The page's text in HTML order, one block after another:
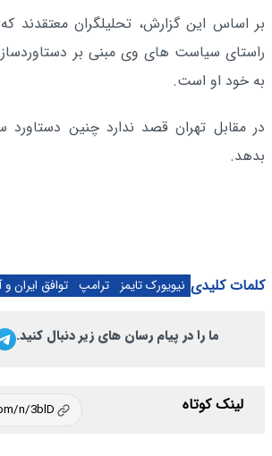
بر اساس این گزارش، تحلیلگران معتقدند
راستای سیاست های وی مبنی بر
به خود او است.
در مقابل تهران قصد ندارد چنین دستاورد
بدهد.
کلمات کلیدی نیویورک تایمز ترامپ توافق ایران و
ما را در پیام رسان های زیر دنبال کنید.
لینک کوتاه